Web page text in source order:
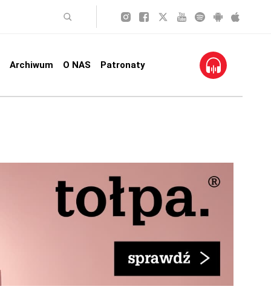
Archiwum O NAS Patronaty